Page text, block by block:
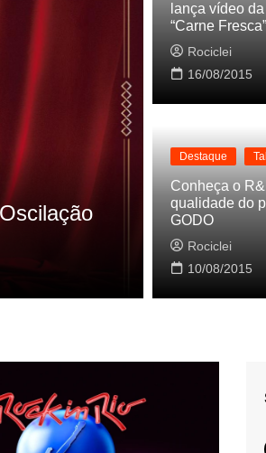
clipe de
Destaque
Cynthia
Baleiro
Rociclei
lança vídeo
“Carne Fresca”
Rociclei
16/08/2015
Destaque
Conheça o
qualidade do
GODO
Rociclei
10/08/2015